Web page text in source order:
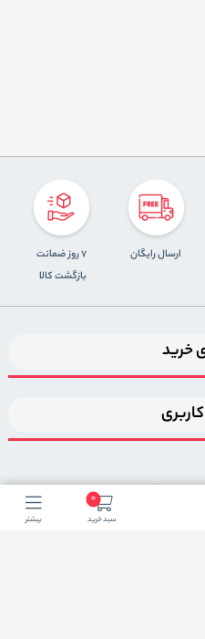
0
سبد خرید بیشتر
ارسال رایگان
7 روز ضمانت
بازگشت کالا
خرید